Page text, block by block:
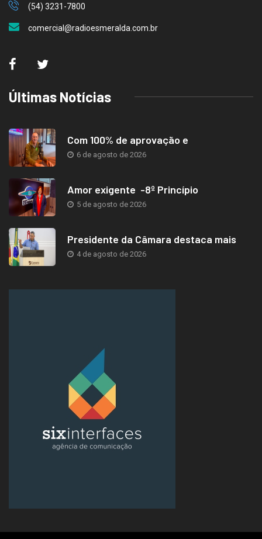
(54) 3231-7800
comercial@radioesmeralda.com.br
Últimas Notícias
Com 100% de aprovação e
6 de agosto de 2026
Amor exigente -8º Princípio
5 de agosto de 2026
Presidente da Câmara destaca mais
4 de agosto de 2026